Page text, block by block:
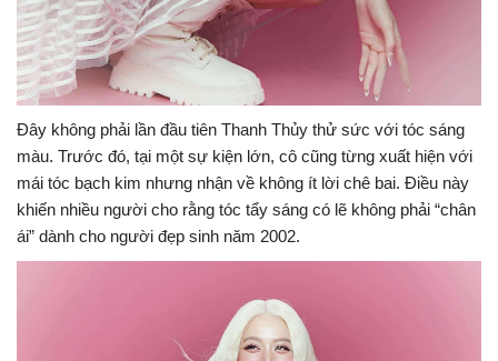
Đây không phải lần đầu tiên Thanh Thủy thử sức với tóc sáng
màu. Trước đó, tại một sự kiện lớn, cô cũng từng xuất hiện với
mái tóc bạch kim nhưng nhận về không ít lời chê bai. Điều này
khiến nhiều người cho rằng tóc tẩy sáng có lẽ không phải “chân
ái” dành cho người đẹp sinh năm 2002.